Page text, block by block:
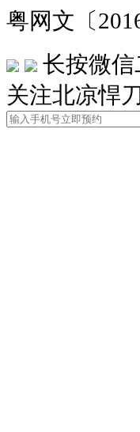
粤网文〔
长按微信
关注北凉悍